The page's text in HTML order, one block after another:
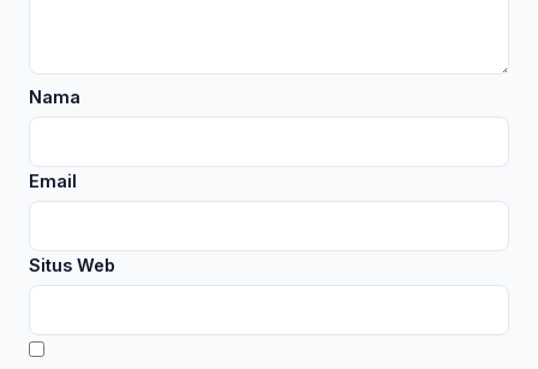
Nama
Email
Situs Web